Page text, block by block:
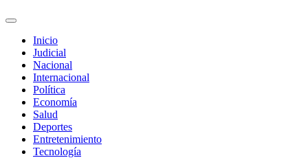
Inicio
Judicial
Nacional
Internacional
Política
Economía
Salud
Deportes
Entretenimiento
Tecnología